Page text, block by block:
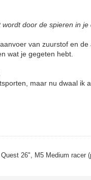
door de spieren in je
van zuurstof en de
wat je gegeten hebt.
maar nu dwaal ik
26", M5 Medium racer